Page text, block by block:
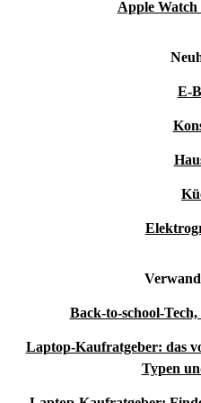
Apple Watch
E-
Back-to-school-
Laptop-Kaufratgeber: das
Typen